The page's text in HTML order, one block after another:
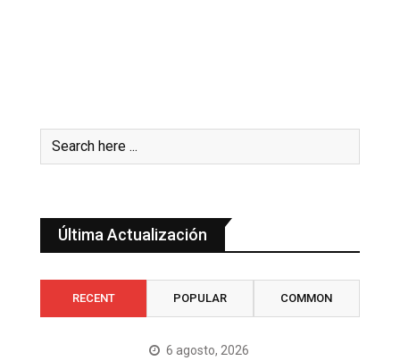
Última Actualización
RECENT POPULAR COMMON
6 agosto, 2026